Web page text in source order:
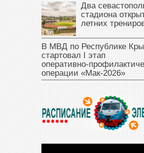
Два
стадиона
летних
В МВД по Республике
стартовал I этап
операции «Мак‑2026»